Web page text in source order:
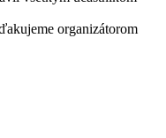
organizátorom